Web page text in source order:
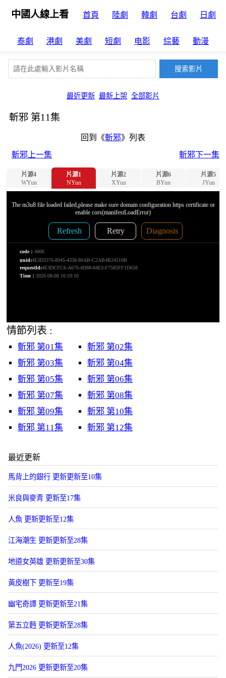
中國人線上看 首頁 陸劇 韓劇 台劇 日劇
泰劇 港劇 美劇 短劇 电影 綜藝 動漫
最近更新 最新上架 全部影片
斬邪 第11集
回到《斬邪》列表
斬邪上一集
斬邪下一集
片源4
WYun
片源1
NYun
片源2
XYun
片源6
BYun
片源5
JYun
情節列表 :
斬邪 第01集
斬邪 第02集
斬邪 第03集
斬邪 第04集
斬邪 第05集
斬邪 第06集
斬邪 第07集
斬邪 第08集
斬邪 第09集
斬邪 第10集
斬邪 第11集
斬邪 第12集
最近更新
馬背上的銀行 更新更新至10集
米良與麥青 更新至17集
人魚 更新更新至12集
江海潮生 更新更新至28集
地道女英雄 更新更新至30集
黃皮樹下 更新至19集
幽宅奇譚 更新更新至21集
第五立麪 更新更新至28集
人魚(2026) 更新至12集
九門2026 更新更新至20集